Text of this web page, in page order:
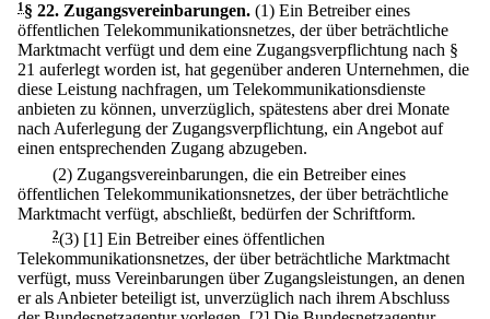
1§ 22. Zugangsvereinbarungen. (1) Ein Betreiber eines
öffentlichen Telekommunikationsnetzes, der über beträchtliche
Marktmacht verfügt und dem eine Zugangsverpflichtung nach §
21 auferlegt worden ist, hat gegenüber anderen Unternehmen, die
diese Leistung nachfragen, um Telekommunikationsdienste
anbieten zu können, unverzüglich, spätestens aber drei Monate
nach Auferlegung der Zugangsverpflichtung, ein Angebot auf
einen entsprechenden Zugang abzugeben.
(2) Zugangsvereinbarungen, die ein Betreiber eines
öffentlichen Telekommunikationsnetzes, der über beträchtliche
Marktmacht verfügt, abschließt, bedürfen der Schriftform.
2(3) [1] Ein Betreiber eines öffentlichen
Telekommunikationsnetzes, der über beträchtliche Marktmacht
verfügt, muss Vereinbarungen über Zugangsleistungen, an denen
er als Anbieter beteiligt ist, unverzüglich nach ihrem Abschluss